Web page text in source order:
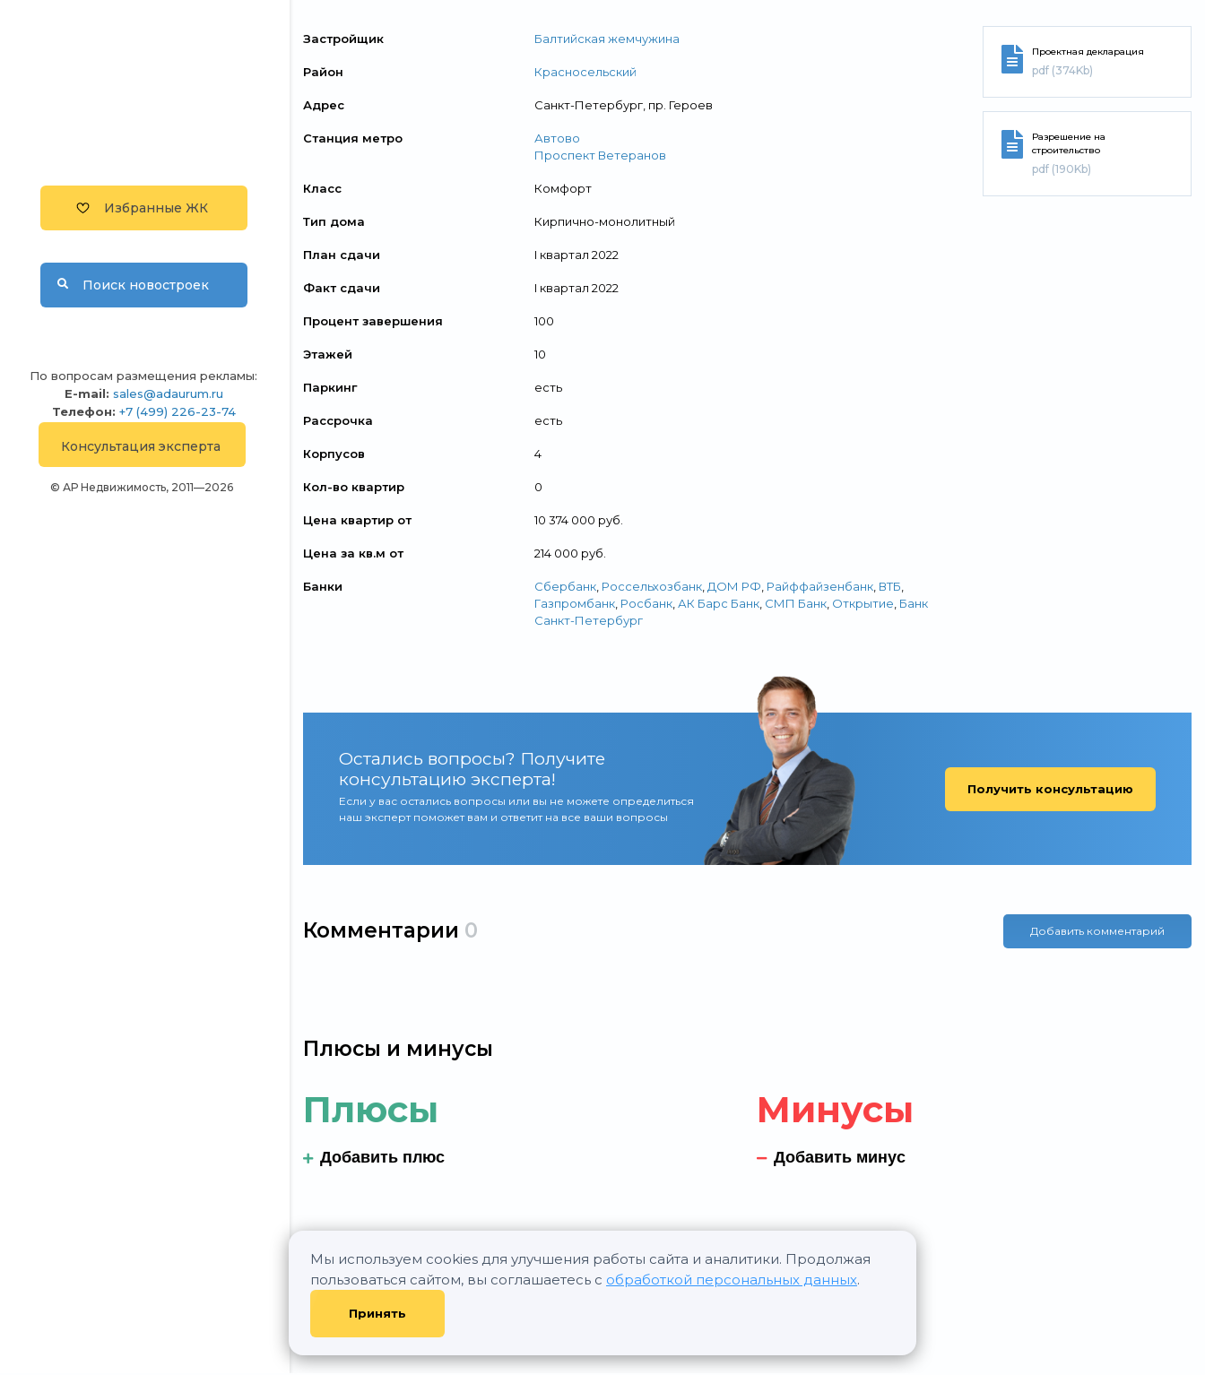
Мы используем cookies для улучшения работы сайта и аналитики. Продолжая
пользоваться сайтом, вы соглашаетесь с обработкой персональных данных.
Принять
Избранные ЖК
Поиск новостроек
По вопросам размещения рекламы:
E-mail: sales@adaurum.ru
Телефон: +7 (499) 226-23-74
Консультация эксперта
© АР Недвижимость, 2011—2026
Застройщик Балтийская жемчужина
Район Красносельский
Адрес Санкт-Петербург, пр. Героев
Станция метро
Автово
Проспект Ветеранов
Класс Комфорт
Тип дома Кирпично-монолитный
План сдачи I квартал 2022
Факт сдачи I квартал 2022
Процент завершения 100
Этажей 10
Паркинг есть
Рассрочка есть
Корпусов 4
Кол-во квартир 0
Цена квартир от 10 374 000 руб.
Цена за кв.м от 214 000 руб.
Банки Сбербанк, Россельхозбанк, ДОМ РФ Райффайзенбанк, ВТБ
Газпромбанк, Росбанк, АК Барс Банк, СМП Банк, Открытие Банк
Санкт-Петербург
Проектная декларация
pdf (374Kb)
Разрешение на
строительство
pdf (190Kb)
Остались вопросы? Получите
консультацию эксперта!
Если у вас остались вопросы или вы не можете определиться
наш эксперт поможет вам и ответит на все ваши вопросы
Получить консультацию
Комментарии 0 Добавить комментарий
Плюсы и минусы
Плюсы
Добавить плюс
Минусы
Добавить минус